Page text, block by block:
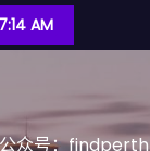
AM
众号：findperth